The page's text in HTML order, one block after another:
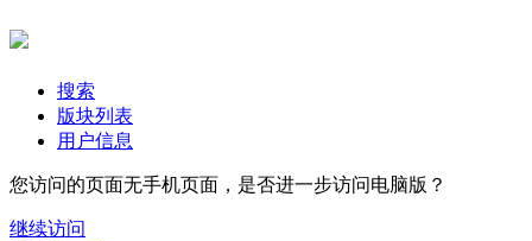
搜索
版块列表
用户信息
您访问的页面无手机页面，是否进一步访问电脑版？
继续访问